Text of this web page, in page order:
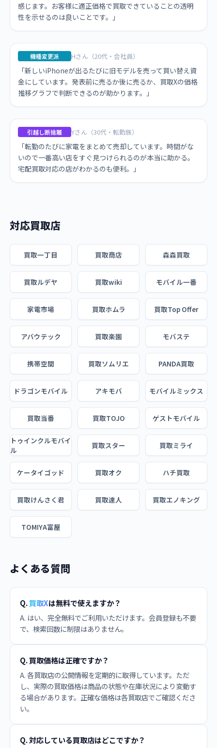
感じます。お客様に適正価格で買取できていることの透明
性を示せるのは良いことです。」
機種変更派 Hさん（20代・会社員）
「新しいiPhoneが出るたびに旧モデルを売って買い替え資
金にしています。発表前に売るか後に売るか、買取Xの価格
推移グラフで判断できるのが助かります。」
引越し断捨離 Yさん（30代・転勤族）
「転勤のたびに家電をまとめて売却しています。時間がな
いので一番高い店をすぐ見つけられるのが本当に助かる。
宅配買取対応の店がわかるのも便利。」
対応買取店
買取一丁目 買取商店 森森買取
買取ルデヤ 買取wiki モバイル一番
家電市場 買取ホムラ 買取Top Offer
アバウテック 買取楽園 モバステ
携帯空間 買取ソムリエ PANDA買取
ドラゴンモバイル アキモバ モバイルミックス
買取当番 買取TOJO ゲストモバイル
トゥインクルモバイ
ル
買取スター 買取ミライ
ケータイゴッド 買取オク ハチ買取
買取けんさく君 買取達人 買取エノキング
TOMIYA富屋
よくある質問
Q.買取Xは無料で使えますか？
A. はい、完全無料でご利用いただけます。会員登録も不要
で、検索回数に制限はありません。
Q. 買取価格は正確ですか？
A. 各買取店の公開情報を定期的に取得しています。ただ
し、実際の買取価格は商品の状態や在庫状況により変動す
る場合があります。正確な価格は各買取店でご確認くださ
い。
Q. 対応している買取店はどこですか？